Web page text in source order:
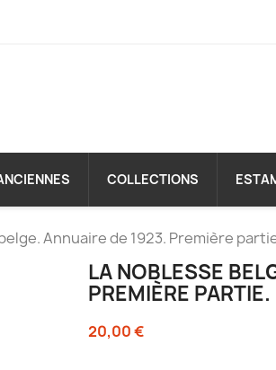
COLLECTIONS
Annuaire de 1923. Première
LA NOBLESSE
PREMIÈRE PARTIE.
20,00 €